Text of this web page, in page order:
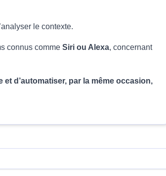
le contexte.
connus comme Siri ou Alexa, concernant
d’automatiser, par la même occasion,